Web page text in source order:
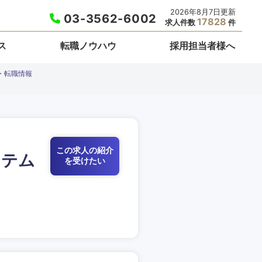
2026年8月7日更新
求人件数 17828 件
03-3562-6002
転職ノウハウ 採用担当者様へ
転職情報
ム
この求人の紹介
を受けたい